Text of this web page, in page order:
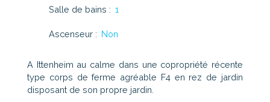
Salle de bains : 1
Ascenseur : Non
A Ittenheim au calme dans une copropriété récente
type corps de ferme agréable F4 en rez de jardin
disposant de son propre jardin.